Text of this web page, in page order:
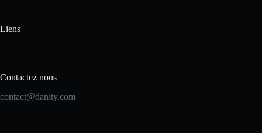
Liens
Contactez nous
contact@danity.com